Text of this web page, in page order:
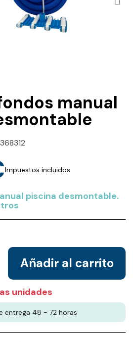
manual
Impuestos incluidos
piscina desmontable.
Añadir al carrito
unidades
entrega 48 - 72 horas